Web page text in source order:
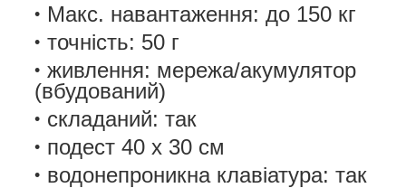
Макс. навантаження: до 150 кг
точність: 50 г
живлення: мережа/акумулятор
(вбудований)
складаний: так
подест 40 х 30 см
водонепроникна клавіатура: так